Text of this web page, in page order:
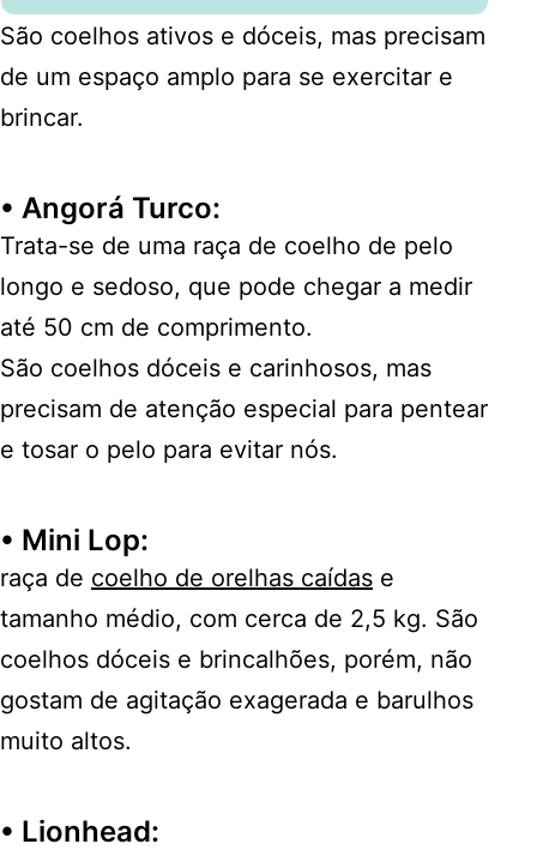
São coelhos ativos e dóceis, mas precisam
de um espaço amplo para se exercitar e
brincar.
• Angorá Turco:
Trata-se de uma raça de coelho de pelo
longo e sedoso, que pode chegar a medir
até 50 cm de comprimento.
São coelhos dóceis e carinhosos, mas
precisam de atenção especial para pentear
e tosar o pelo para evitar nós.
• Mini Lop:
raça de coelho de orelhas caídas e
tamanho médio, com cerca de 2,5 kg. São
coelhos dóceis e brincalhões, porém, não
gostam de agitação exagerada e barulhos
muito altos.
• Lionhead: